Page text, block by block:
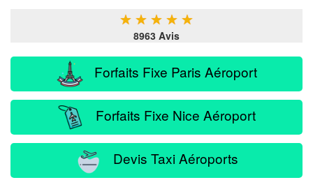
★ ★ ★ ★ ★
8963 Avis
Forfaits Fixe Paris Aéroport
Forfaits Fixe Nice Aéroport
Devis Taxi Aéroports